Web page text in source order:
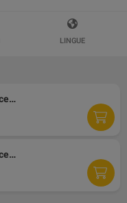
LINGUE
Conan Exiles Enhanced - The Riddle of Steel DLC PC Steam Altergift
Conan Exiles Enhanced - Riders of Hyboria Pack DLC PC Steam Altergift